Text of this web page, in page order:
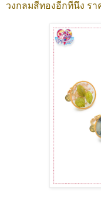
วงกลมสีทองอีกทีนึง รา